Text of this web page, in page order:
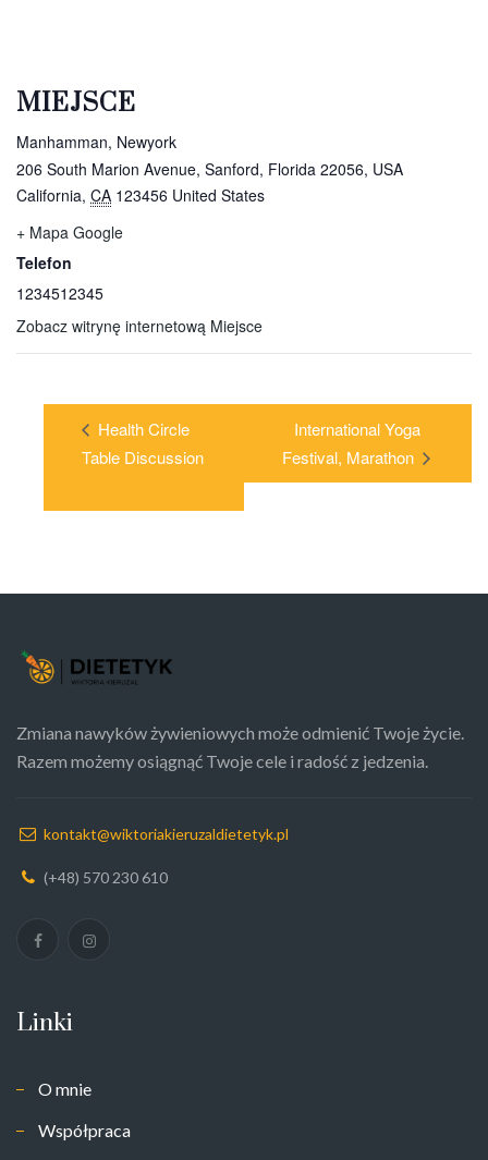
MIEJSCE
Manhamman, Newyork
206 South Marion Avenue, Sanford, Florida 22056, USA
California, CA 123456 United States
+ Mapa Google
Telefon
1234512345
Zobacz witrynę internetową Miejsce
Health Circle
Table Discussion
International Yoga
Festival, Marathon
Zmiana nawyków żywieniowych może odmienić Twoje życie.
Razem możemy osiągnąć Twoje cele i radość z jedzenia.
kontakt@wiktoriakieruzaldietetyk.pl
(+48) 570 230 610
Linki
O mnie
Współpraca